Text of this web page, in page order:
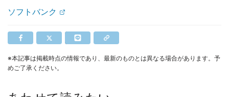
ソフトバンク
※本記事は掲載時点の情報であり、最新のものとは異なる場合があります。予
めご了承ください。